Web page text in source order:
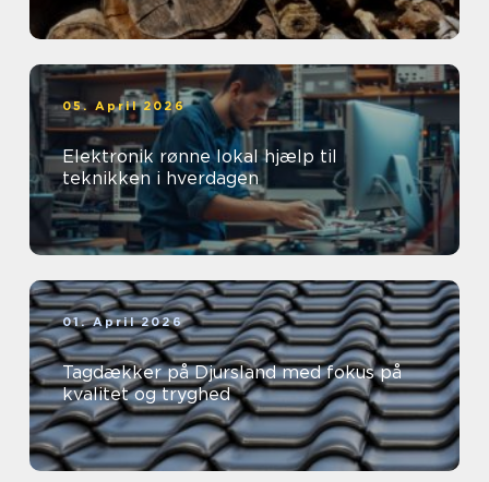
05. April 2026
Elektronik rønne lokal hjælp til
teknikken i hverdagen
01. April 2026
Tagdækker på Djursland med fokus på
kvalitet og tryghed